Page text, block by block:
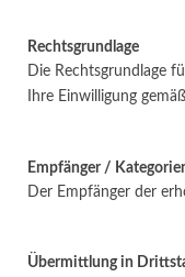
Rechtsgrundlage
Die Rechtsgrundlage
Ihre Einwilligung gemäß
Empfänger /
Der Empfänger der
Übermittlung in